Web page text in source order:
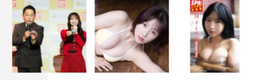
ったのでバーッて走って、本当に早かったんです。2年目
はいよいよこの感じかな～ってつかめたので、3年目の
2024年はもっといろんなものを見ながら、またいろんな
ことにチャレンジできるかなって感じですね。